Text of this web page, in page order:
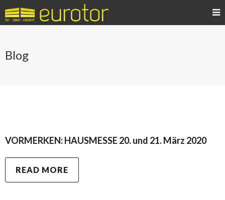
Blog
VORMERKEN: HAUSMESSE 20. und 21. März 2020
READ MORE